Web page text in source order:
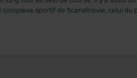
sportif de Scandinavie, celui du